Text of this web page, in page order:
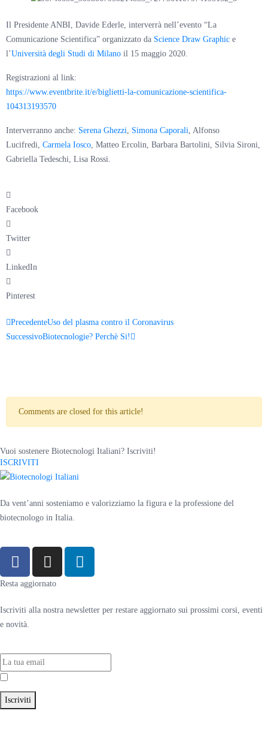
Il Presidente ANBI, Davide Ederle, interverrà nell’evento “La
Comunicazione Scientifica” organizzato da Science Draw Graphic e
l’Università degli Studi di Milano il 15 maggio 2020.
Registrazioni al link:
https://www.eventbrite.it/e/biglietti-la-comunicazione-scientifica-
104313193570
Interverranno anche: Serena Ghezzi Simona Caporali , Alfonso
Lucifredi, Carmela Iosco , Matteo Ercolin, Barbara Bartolini, Silvia Sironi,
Gabriella Tedeschi, Lisa Rossi.
Facebook
Twitter
LinkedIn
Pinterest
PrecedenteUso del plasma contro il Coronavirus
SuccessivoBiotecnologie? Perchè Si!
Comments are closed for this article!
Vuoi sostenere Biotecnologi Italiani? Iscriviti!
ISCRIVITI
Da vent’anni sosteniamo e valorizziamo la figura e la professione del
biotecnologo in Italia.
Resta aggiornato
Iscriviti alla nostra newsletter per restare aggiornato sui prossimi corsi, eventi
e novità.
Iscriviti